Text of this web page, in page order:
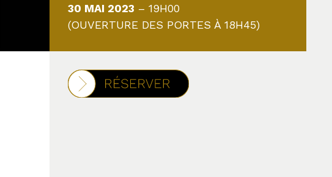
30 MAI 2023 – 19H00
(OUVERTURE DES PORTES À 18H45)